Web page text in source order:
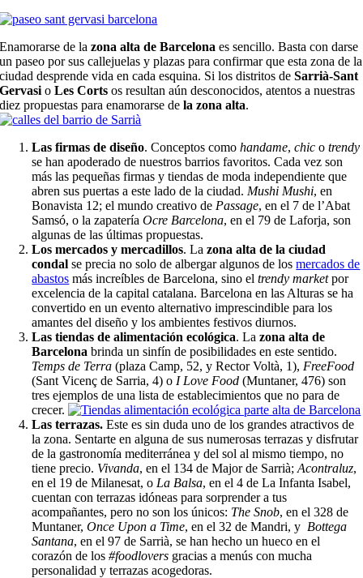
Enamorarse de lazona alta de Barcelona es sencillo. Basta con darse
un paseo por sus callejuelas y plazas para confirmar que esta zona de la
ciudad desprende vida en cada esquina. Si los distritos deSarrià-Sant
Gervasi oLes Corts os resultan aún desconocidos, atentos a nuestras
diez propuestas para enamorarse dela zona alta.
Las firmas de diseño. Conceptos comohandame,chic otrendy
se han apoderado de nuestros barrios favoritos. Cada vez son
más las pequeñas firmas y tiendas de moda independiente que
abren sus puertas a este lado de la ciudad. Mushi Mushi, en
Bonavista 12; el mundo creativo de Passage, en el 7 de l’Abat
Samsó, o la zapateríaOcre Barcelona, en el 79 de Laforja, son
algunas de las últimas propuestas.
Los mercados y mercadillos. Lazona alta de la ciudad
condal se precia no solo de albergar algunos de losmercados de
abastos más increíbles de Barcelona, sino eltrendy marketpor
excelencia de la capital catalana. Barcelona en las Alturas se ha
convertido en un evento alternativo imprescindible para los
amantes del diseño y los ambientes festivos diurnos.
Las tiendas de alimentación ecológica. La zona alta de
Barcelona brinda un sinfín de posibilidades en este sentido.
Temps de Terra (plaza Camp, 52, y Rector Voltà, 1), FreeFood
(Sant Vicenç de Sarria, 4) o I Love Food (Muntaner, 476) son
tres ejemplos de una lista de establecimientos que no para de
crecer.
Las terrazas.Este es sin duda uno de los grandes atractivos de
la zona. Sentarte en alguna de sus numerosas terrazas y disfrutar
de la gastronomía mediterránea y del sol al mismo tiempo, no
tiene precio. Vivanda, en el 134 de Major de Sarrià;Acontraluz,
en el 19 de Milanesat, o La Balsa, en el 4 de La Infanta Isabel,
cuentan con terrazas idóneas para sorprender a tus
acompañantes, pero no son los únicos: The Snob, en el 328 de
Muntaner,Once Upon a Time, en el 32 de Mandri, y Bottega
Santana, en el 97 de Sarrià, se han hecho un hueco en el
corazón de los#foodlovers gracias a menús con mucha
personalidad y terrazas acogedoras.